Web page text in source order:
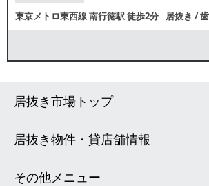
東京メトロ東西線南行徳駅徒歩2分 居抜き /
居抜き市場トップ
居抜き物件・貸店舗情報
その他メニュー